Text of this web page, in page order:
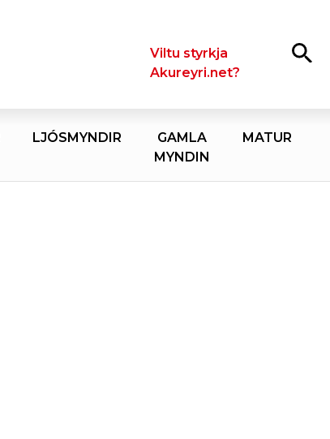
LeitaViltu styrkja
Akureyri.net?
LJÓSMYNDIR
GAMLA
MYNDIN
MATUR